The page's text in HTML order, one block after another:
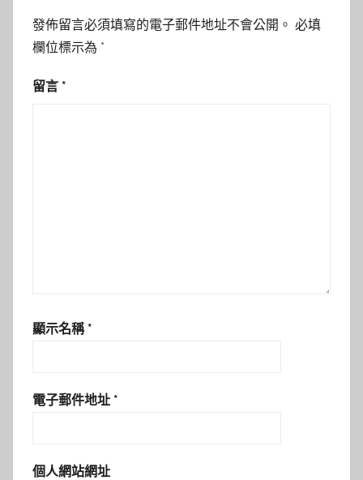
發佈留言必須填寫的電子郵件地址不會公開。 必填
欄位標示為 *
留言 *
顯示名稱 *
電子郵件地址 *
個人網站網址